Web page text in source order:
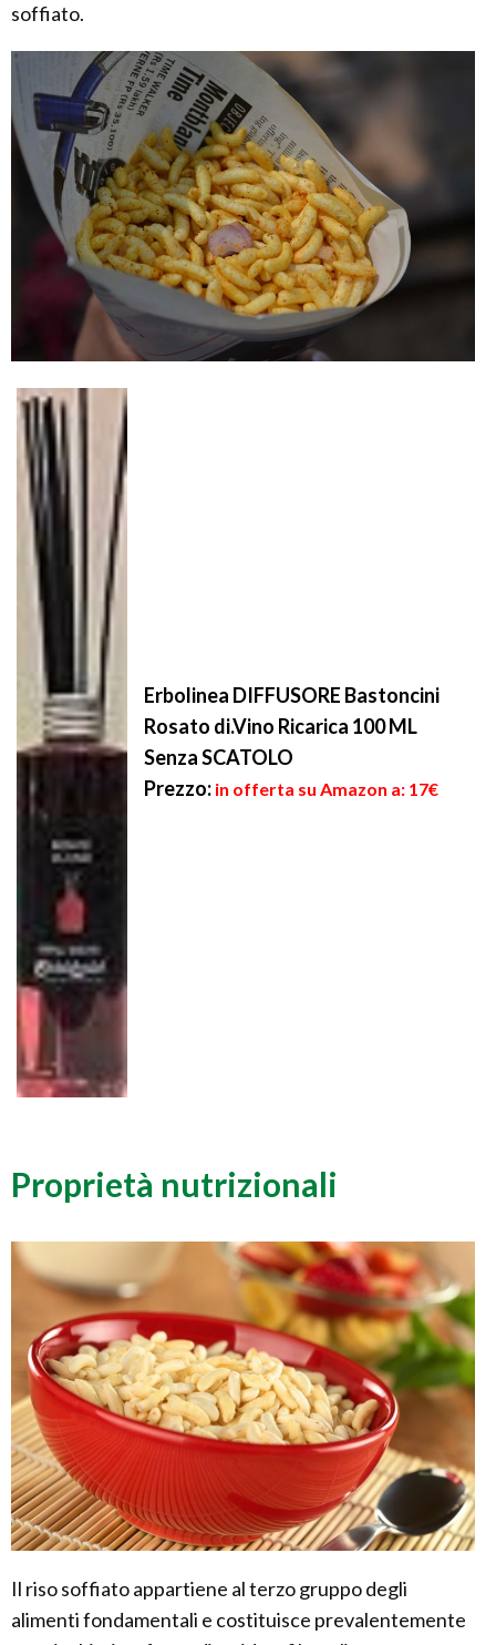
soffiato.
Erbolinea DIFFUSORE Bastoncini
Rosato di.Vino Ricarica 100 ML
Senza SCATOLO
Prezzo: in offerta su Amazon a: 17€
Proprietà nutrizionali
Il riso soffiato appartiene al terzo gruppo degli
alimenti fondamentali e costituisce prevalentemente